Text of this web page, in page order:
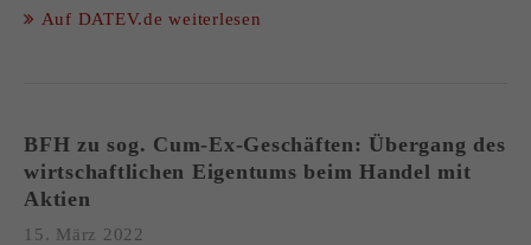
Auf DATEV.de weiterlesen
BFH zu sog. Cum-Ex-Geschäften: Übergang des
wirtschaftlichen Eigentums beim Handel mit
Aktien
15. März 2022